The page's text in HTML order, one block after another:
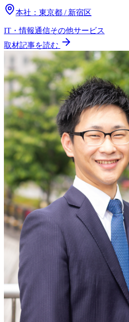
本社： 東京都 / 新宿区
IT・情報通信その他サービス
取材記事を読む